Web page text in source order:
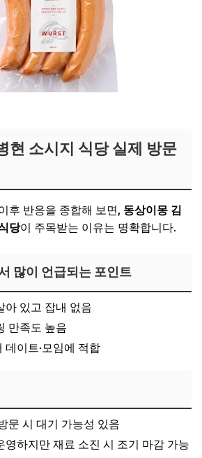
현 소시지 식당 실제 방문
후 반응을 종합해 보면, 동상이몽 김
당이 주목받는 이유는 명확합니다.
많이 언급되는 포인트
아 있고 잡내 없음
만족도 높음
데이트·모임에 적합
문 시 대기 가능성 있음
영하지만 재료 소진 시 조기 마감 가능